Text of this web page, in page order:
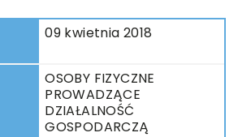
09 kwietnia 2018
OSOBY FIZYCZNE
PROWADZĄCE
DZIAŁALNOŚĆ
GOSPODARCZĄ